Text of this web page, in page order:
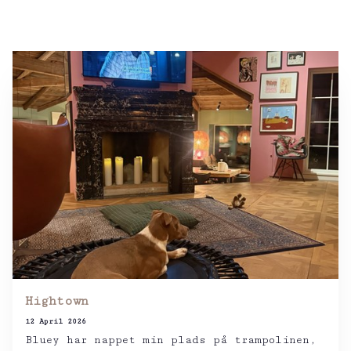
Hightown
12 April 2026
Bluey har nappet min plads på trampolinen,